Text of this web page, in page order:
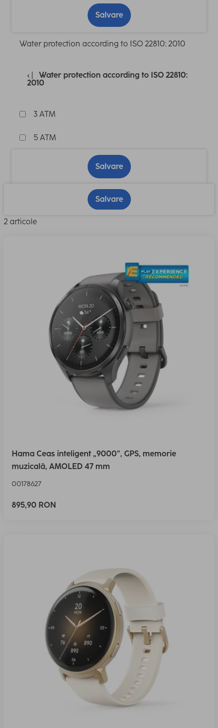
Salvare
Water protection according to ISO 22810: 2010
Water protection according to ISO 22810:
2010
3 ATM
5 ATM
Salvare
Salvare
2 articole
Hama Ceas inteligent „9000”, GPS, memorie
muzicală, AMOLED 47 mm
00178627
895,90 RON